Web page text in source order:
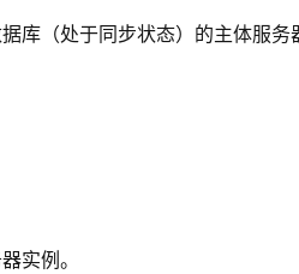
库（处于同步状态）的主体服
实例。